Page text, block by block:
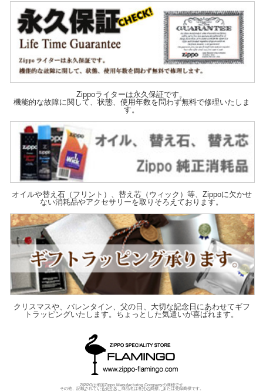
Zippoライターは永久保証です。
機能的な故障に関して、状態、使用年数を問わず無料で修理いたしま
す。
オイルや替え石（フリント）、替え芯（ウィック）等、Zippoに欠かせ
ない消耗品やアクセサリーを取りそろえております。
クリスマスや、バレンタイン、父の日、大切な記念日にあわせてギフ
トラッピングいたします。ちょっとした気遣いが喜ばれます。
ZIPPOは米国Zippo Manufacturing Companyの商標です
その他、記載されている会社名、商品名は各社の商標、または登録商標です。